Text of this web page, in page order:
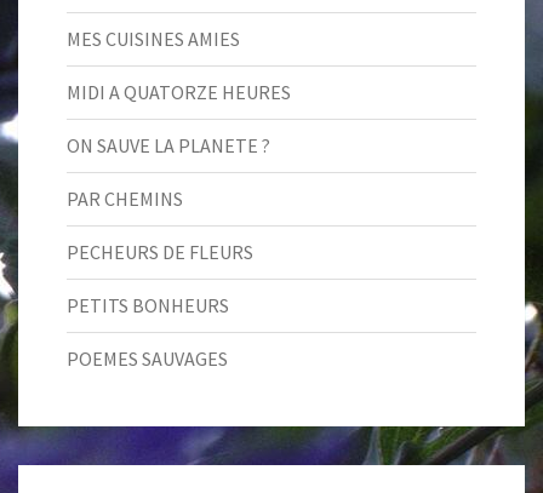
MES CUISINES AMIES
MIDI A QUATORZE HEURES
ON SAUVE LA PLANETE ?
PAR CHEMINS
PECHEURS DE FLEURS
PETITS BONHEURS
POEMES SAUVAGES